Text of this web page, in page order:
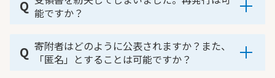
本学園所定の払込用紙を利用してのお申込みとなりま
す。詳しくは お申込み方法
能ですか？
ご寄附いただいた寄附の名称、寄附者氏名、住所、入
金日等をご連絡いただければ、受領書を再発行いたし
ます。なお、再発行した受領書には「再発行」と表示
寄附者はどのように公表されますか？また、
「匿名」とすることは可能ですか？